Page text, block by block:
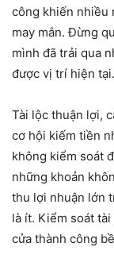
công khiến nhiều
may mắn. Đừng
mình đã trải qua
được vị trí hiện tại.
Tài lộc thuận lợi,
cơ hội kiếm tiền
không kiểm soát
những khoản
thu lợi nhuận lớn
là ít. Kiểm soát
cửa thành công